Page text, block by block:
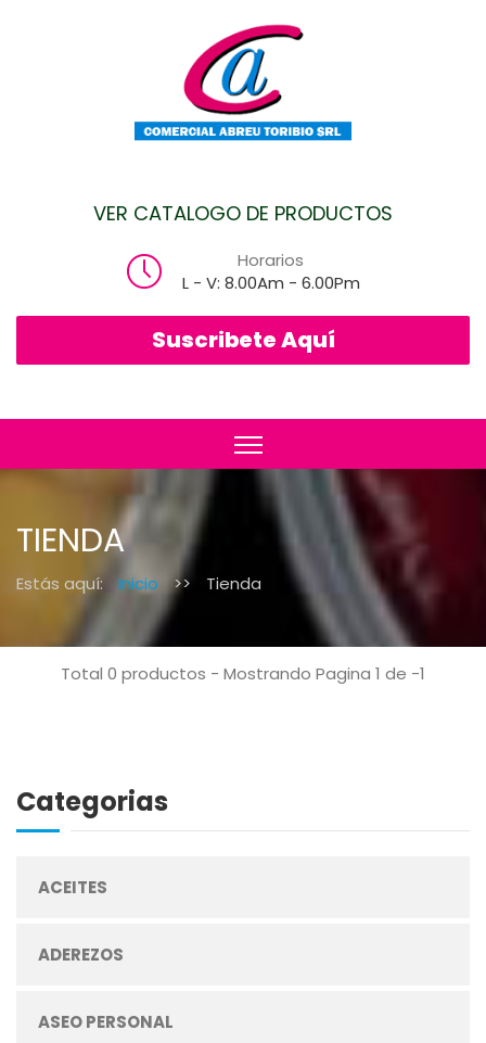
VER CATALOGO DE PRODUCTOS
Horarios
L - V: 8.00Am - 6.00Pm
Suscribete Aquí
TIENDA
Estás aquí: Inicio >> Tienda
Total 0 productos - Mostrando Pagina 1 de -1
Categorias
ACEITES
ADEREZOS
ASEO PERSONAL